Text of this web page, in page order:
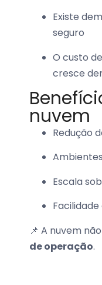
Existe
seguro
O custo
cresce
nuvem
Redução
Escala
Facilidade
📌 A nuvem
de operação.